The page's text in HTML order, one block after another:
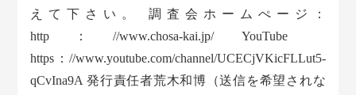
えて下さい。 調査会ホームぺージ：
http：//www.chosa-kai.jp/ YouTube
https：//www.youtube.com/channel/UCECjVKicFLLut5-
qCvIna9A 発行責任者荒木和博（送信を希望されな